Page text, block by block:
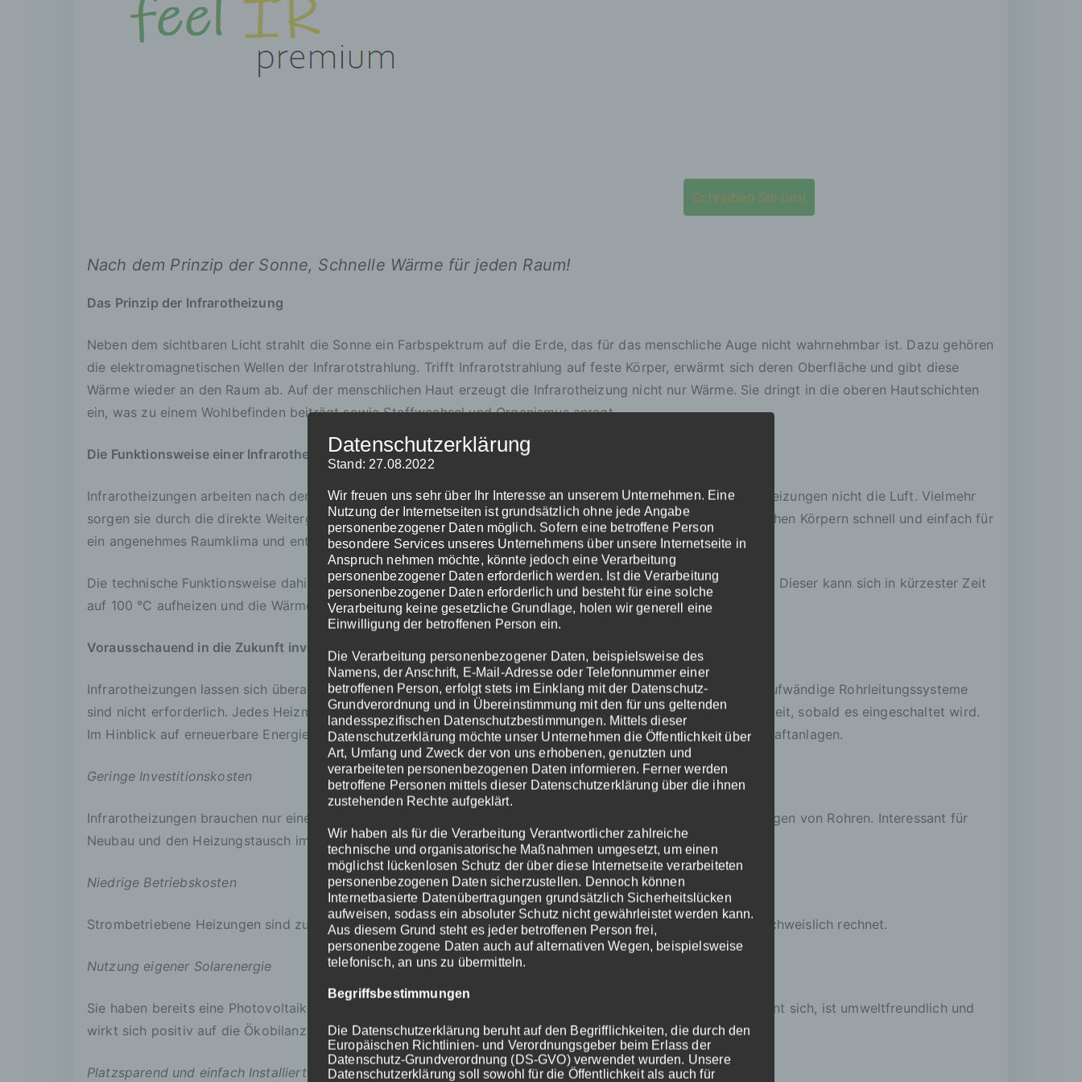
Schreiben Sie uns!
Nach dem Prinzip der Sonne, Schnelle Wärme für jeden Raum!
Das Prinzip der Infrarotheizung
Neben dem sichtbaren Licht strahlt die Sonne ein Farbspektrum auf die Erde, das für das menschliche Auge nicht wahrnehmbar ist. Dazu gehören
die elektromagnetischen Wellen der Infrarotstrahlung. Trifft Infrarotstrahlung auf feste Körper, erwärmt sich deren Oberfläche und gibt diese
Wärme wieder an den Raum ab. Auf der menschlichen Haut erzeugt die Infrarotheizung nicht nur Wärme. Sie dringt in die oberen Hautschichten
ein, was zu einem Wohlbefinden beiträgt sowie Stoffwechsel und Organismus anregt.
Die Funktionsweise einer Infrarotheizung
Infrarotheizungen arbeiten nach dem Prinzip der Strahlungswärme. Sie erwärmen, anders als bei Konvektionsheizungen nicht die Luft. Vielmehr
sorgen sie durch die direkte Weitergabe der Infrarotwellen an Einrichtung, Wänden, Decken und den menschlichen Körpern schnell und einfach für
ein angenehmes Raumklima und entspannende Wärme ohne Staub- und Luftverwirbelungen.
Die technische Funktionsweise dahinter: In den Heizmodulen wird ein spezieller Heizdraht großflächig verbaut. Dieser kann sich in kürzester Zeit
auf 100 °C aufheizen und die Wärme direkt an den Raum abgeben.
Vorausschauend in die Zukunft investieren
Infrarotheizungen lassen sich überall dort betreiben, wo es einen Stromanschluss gibt. Hohe Investitionen in aufwändige Rohrleitungssysteme
sind nicht erforderlich. Jedes Heizmodul ist unabhängig und daher sofort mit voller Energieleistung einsatzbereit, sobald es eingeschaltet wird.
Im Hinblick auf erneuerbare Energien ist die Infrarotheizung der perfekte Partner für Photovoltaik- und Windkraftanlagen.
Geringe Investitionskosten
Infrarotheizungen brauchen nur einen Stromanschluss. Deshalb entfallen aufwändige Bauarbeiten für das Verlegen von Rohren. Interessant für
Neubau und den Heizungstausch im Altbau.
Niedrige Betriebskosten
Strombetriebene Heizungen sind zu teuer? Falsch! Infrarotheizungen sind so effizient, dass sich ihr Einsatz nachweislich rechnet.
Nutzung eigener Solarenergie
Sie haben bereits eine Photovoltaikanlage auf dem Dach? Nutzen Sie sie doch, um Ihr Haus zu heizen. Das lohnt sich, ist umweltfreundlich und
wirkt sich positiv auf die Ökobilanz aus.
Platzsparend und einfach Installiert
Datenschutzerklärung
Stand: 27.08.2022
Wir freuen uns sehr über Ihr Interesse an unserem Unternehmen. Eine
Nutzung der Internetseiten ist grundsätzlich ohne jede Angabe
personenbezogener Daten möglich. Sofern eine betroffene Person
besondere Services unseres Unternehmens über unsere Internetseite in
Anspruch nehmen möchte, könnte jedoch eine Verarbeitung
personenbezogener Daten erforderlich werden. Ist die Verarbeitung
personenbezogener Daten erforderlich und besteht für eine solche
Verarbeitung keine gesetzliche Grundlage, holen wir generell eine
Einwilligung der betroffenen Person ein.
Die Verarbeitung personenbezogener Daten, beispielsweise des
Namens, der Anschrift, E-Mail-Adresse oder Telefonnummer einer
betroffenen Person, erfolgt stets im Einklang mit der Datenschutz-
Grundverordnung und in Übereinstimmung mit den für uns geltenden
landesspezifischen Datenschutzbestimmungen. Mittels dieser
Datenschutzerklärung möchte unser Unternehmen die Öffentlichkeit über
Art, Umfang und Zweck der von uns erhobenen, genutzten und
verarbeiteten personenbezogenen Daten informieren. Ferner werden
betroffene Personen mittels dieser Datenschutzerklärung über die ihnen
zustehenden Rechte aufgeklärt.
Wir haben als für die Verarbeitung Verantwortlicher zahlreiche
technische und organisatorische Maßnahmen umgesetzt, um einen
möglichst lückenlosen Schutz der über diese Internetseite verarbeiteten
personenbezogenen Daten sicherzustellen. Dennoch können
Internetbasierte Datenübertragungen grundsätzlich Sicherheitslücken
aufweisen, sodass ein absoluter Schutz nicht gewährleistet werden kann.
Aus diesem Grund steht es jeder betroffenen Person frei,
personenbezogene Daten auch auf alternativen Wegen, beispielsweise
telefonisch, an uns zu übermitteln.
Begriffsbestimmungen
Die Datenschutzerklärung beruht auf den Begrifflichkeiten, die durch den
Europäischen Richtlinien- und Verordnungsgeber beim Erlass der
Datenschutz-Grundverordnung (DS-GVO) verwendet wurden. Unsere
Datenschutzerklärung soll sowohl für die Öffentlichkeit als auch für